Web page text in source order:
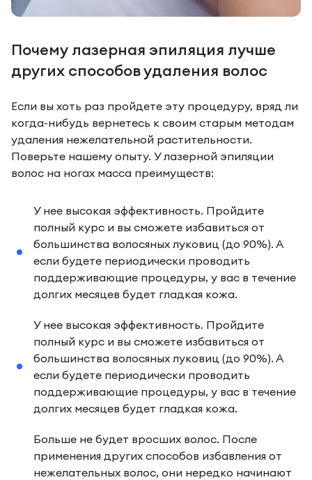
Почему лазерная эпиляция лучше
других способов удаления волос
Если вы хоть раз пройдете эту процедуру, вряд ли
когда-нибудь вернетесь к своим старым методам
удаления нежелательной растительности.
Поверьте нашему опыту. У лазерной эпиляции
волос на ногах масса преимуществ:
У нее высокая эффективность. Пройдите
полный курс и вы сможете избавиться от
большинства волосяных луковиц (до 90%). А
если будете периодически проводить
поддерживающие процедуры, у вас в течение
долгих месяцев будет гладкая кожа.
У нее высокая эффективность. Пройдите
полный курс и вы сможете избавиться от
большинства волосяных луковиц (до 90%). А
если будете периодически проводить
поддерживающие процедуры, у вас в течение
долгих месяцев будет гладкая кожа.
Больше не будет вросших волос. После
применения других способов избавления от
нежелательных волос, они нередко начинают